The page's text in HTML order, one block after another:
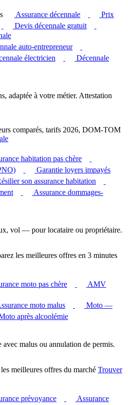
Assurance décennale
Prix
Devis décennale gratuit
auto-entrepreneur
électricien
Décennale
adaptée à votre métier. Attestation
comparés, tarifs 2026, DOM-TOM
habitation pas chère
Garantie loyers impayés
son assurance habitation
Assurance dommages-
vol — pour locataire ou propriétaire.
les meilleures offres en 3 minutes
moto pas chère
AMV
moto malus
Moto —
après alcoolémie
malus ou annulation de permis.
meilleures offres du marché Trouver
prévoyance
Assurance